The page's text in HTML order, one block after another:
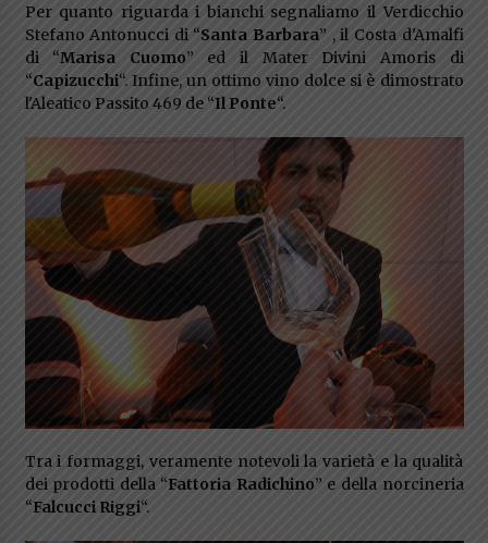
Per quanto riguarda i bianchi segnaliamo il Verdicchio
Stefano Antonucci di “Santa Barbara” , il Costa d'Amalfi
di “Marisa Cuomo” ed il Mater Divini Amoris di
“Capizucchi“. Infine, un ottimo vino dolce si è dimostrato
l'Aleatico Passito 469 de “Il Ponte“.
Tra i formaggi, veramente notevoli la varietà e la qualità
dei prodotti della “Fattoria Radichino” e della norcineria
“Falcucci Riggi“.